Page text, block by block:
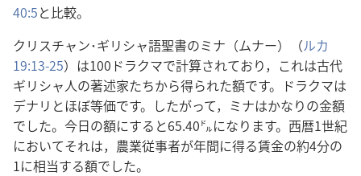
40:5と比較。
クリスチャン･ギリシャ語聖書のミナ（ムナー）（ルカ
19:13-25）は100ドラクマで計算されており，これは古代
ギリシャ人の著述家たちから得られた額です。ドラクマは
デナリとほぼ等価です。したがって，ミナはかなりの金額
でした。今日の額にすると65.40㌦になります。西暦1世紀
においてそれは，農業従事者が年間に得る賃金の約4分の
1に相当する額でした。